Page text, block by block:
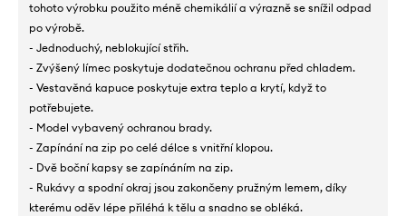
tohoto výrobku použito méně chemikálií a výrazně se snížil odpad
po výrobě.
- Jednoduchý, neblokující střih.
- Zvýšený límec poskytuje dodatečnou ochranu před chladem.
- Vestavěná kapuce poskytuje extra teplo a krytí, když to
potřebujete.
- Model vybavený ochranou brady.
- Zapínání na zip po celé délce s vnitřní klopou.
- Dvě boční kapsy se zapínáním na zip.
- Rukávy a spodní okraj jsou zakončeny pružným lemem, díky
kterému oděv lépe přiléhá k tělu a snadno se obléká.